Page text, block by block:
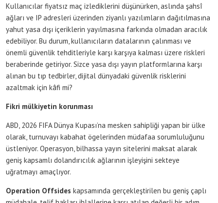
Kullanıcılar fiyatsız maç izlediklerini düşünürken, aslında şahsî
ağları ve IP adresleri üzerinden ziyanlı yazılımların dağıtılmasına
yahut yasa dışı içeriklerin yayılmasına farkında olmadan aracılık
edebiliyor. Bu durum, kullanıcıların datalarının çalınması ve
önemli güvenlik tehditleriyle karşı karşıya kalması üzere riskleri
beraberinde getiriyor. Sizce yasa dışı yayın platformlarına karşı
alınan bu tıp tedbirler, dijital dünyadaki güvenlik risklerini
azaltmak için kâfi mi?
Fikri mülkiyetin korunması
ABD, 2026 FIFA Dünya Kupası’na mesken sahipliği yapan bir ülke
olarak, turnuvayı kabahat ögelerinden müdafaa sorumluluğunu
üstleniyor. Operasyon, bilhassa yayın sitelerini maksat alarak
geniş kapsamlı dolandırıcılık ağlarının işleyişini sekteye
uğratmayı amaçlıyor.
Operation Offsides kapsamında gerçekleştirilen bu geniş çaplı